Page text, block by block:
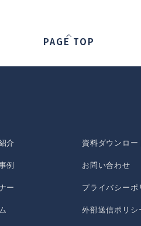
PAGE TOP
介
例
ー
資料ダウンロー
お問い合わせ
プライバシーポ
外部送信ポリシ